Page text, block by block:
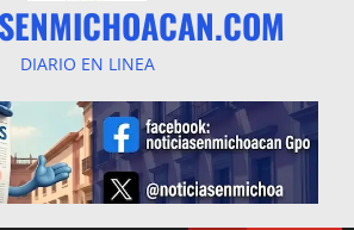
DIARIO EN LINEA